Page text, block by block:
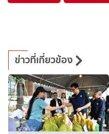
ข่าวที่เกี่ยวข้อง